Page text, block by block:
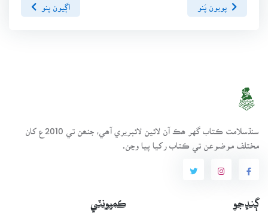
پويون پَنو اڳيون پنو
سنڌسلامت ڪتاب گهر ھڪ آن لائين لائبريري آھي، جنھن تي 2010ع کان
مختلف موضوعن تي ڪتاب رکيا پيا وڃن.
ڳنڍجو ڪميونٽي